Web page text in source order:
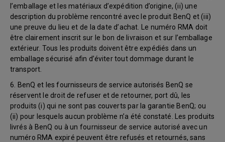
l’emballage et les matériaux d’expédition d’origine, (ii) une
description du problème rencontré avec le produit BenQ et (iii)
une preuve du lieu et de la date d’achat. Le numéro RMA doit
être clairement inscrit sur le bon de livraison et sur l’emballage
extérieur. Tous les produits doivent être expédiés dans un
emballage sécurisé afin d’éviter tout dommage durant le
transport.
6. BenQ et les fournisseurs de service autorisés BenQ se
réservent le droit de refuser et de retourner, port dû, les
produits (i) qui ne sont pas couverts par la garantie BenQ; ou
(ii) pour lesquels aucun problème n’a été constaté. Les produits
livrés à BenQ ou à un fournisseur de service autorisé avec un
numéro RMA expiré peuvent être refusés et retournés, sans